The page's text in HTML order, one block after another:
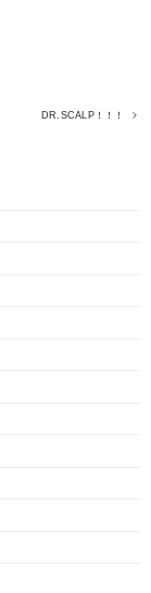
DR.SCALP！！！